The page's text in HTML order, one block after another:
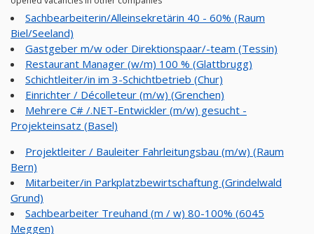
Sachbearbeiterin/Alleinsekretärin 40 - 60% (Raum
Biel/Seeland)
Gastgeber m/w oder Direktionspaar/-team (Tessin)
Restaurant Manager (w/m) 100 % (Glattbrugg)
Schichtleiter/in im 3-Schichtbetrieb (Chur)
Einrichter / Décolleteur (m/w) (Grenchen)
Mehrere C# /.NET-Entwickler (m/w) gesucht -
Projekteinsatz (Basel)
Projektleiter / Bauleiter Fahrleitungsbau (m/w) (Raum
Bern)
Mitarbeiter/in Parkplatzbewirtschaftung (Grindelwald
Grund)
Sachbearbeiter Treuhand (m / w) 80-100% (6045
Meggen)